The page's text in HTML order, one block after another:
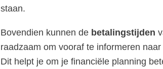
staan.
Bovendien kunnen de betalingstijden
raadzaam om vooraf te informeren
Dit helpt je om je financiële planning